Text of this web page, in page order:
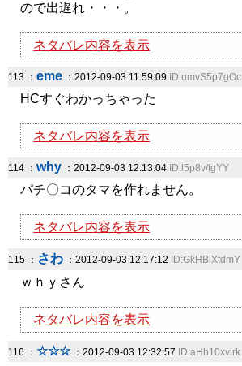
ので出遅れ・・・。
ネタバレ内容を表示
113 ： eme ：2012-09-03 11:59:09 ID:umvS5p7gOc
HCすぐわかっちゃった
ネタバレ内容を表示
114 ： why ：2012-09-03 12:13:04 ID:l5p8v/fgYY
パチ〇コのタマを作れません。
ネタバレ内容を表示
115 ： さわ ：2012-09-03 12:17:12 ID:GkHBiXtdmY
ｗｈｙさん
ネタバレ内容を表示
116 ： ☆☆☆：2012-09-03 12:32:57 ID:aHh10xvirk